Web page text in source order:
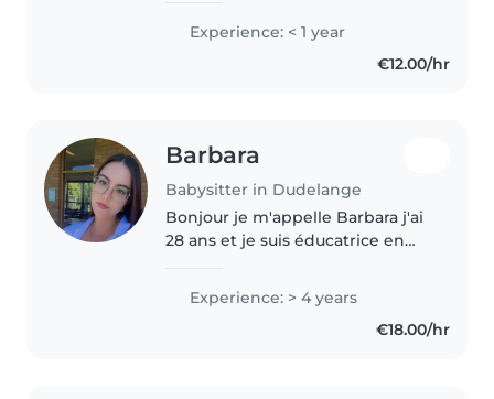
Experience: < 1 year
€12.00/hr
Barbara
Babysitter in Dudelange
Bonjour je m'appelle Barbara j'ai
28 ans et je suis éducatrice en
diplômé. J'ai 4 ans d'expérience
avec les enfants de 3 mois à 12
Experience: > 4 years
€18.00/hr